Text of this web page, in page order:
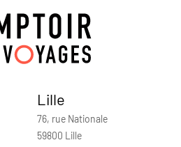
Lille
76, rue Nationale
59800 Lille